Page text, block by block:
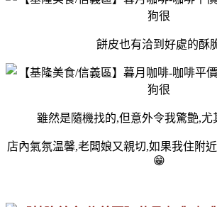
餅皮也有洽到好處的酥
雖然是隨機找的,但意外令我驚艶,尤
店內氣氛温馨,老闆娘又親切,如果我住附
😁